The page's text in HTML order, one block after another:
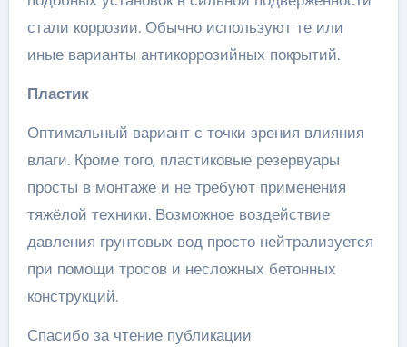
стали коррозии. Обычно используют те или
иные варианты антикоррозийных покрытий.
Пластик
Оптимальный вариант с точки зрения влияния
влаги. Кроме того, пластиковые резервуары
просты в монтаже и не требуют применения
тяжёлой техники. Возможное воздействие
давления грунтовых вод просто нейтрализуется
при помощи тросов и несложных бетонных
конструкций.
Спасибо за чтение публикации